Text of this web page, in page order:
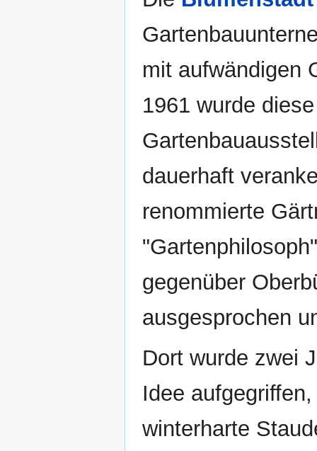
mit aufwändigen
1961 wurde
dauerhaft
renommierte
gegenüber
ausgesprochen
Dort wurde zwei
Idee
winterharte